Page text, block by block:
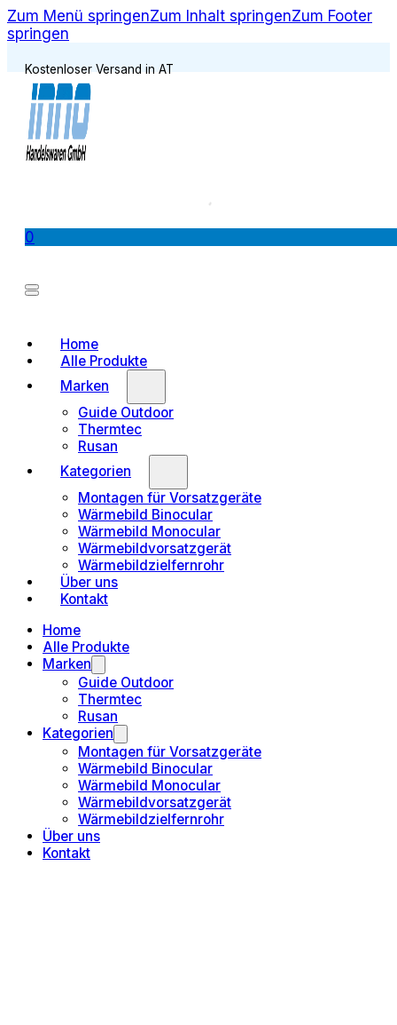
Zum Menü springenZum Inhalt springenZum Footer
springen
Kostenloser Versand in AT
0
Home
Alle Produkte
Marken
Guide Outdoor
Thermtec
Rusan
Kategorien
Montagen für Vorsatzgeräte
Wärmebild Binocular
Wärmebild Monocular
Wärmebildvorsatzgerät
Wärmebildzielfernrohr
Über uns
Kontakt
Home
Alle Produkte
Marken
Guide Outdoor
Thermtec
Rusan
Kategorien
Montagen für Vorsatzgeräte
Wärmebild Binocular
Wärmebild Monocular
Wärmebildvorsatzgerät
Wärmebildzielfernrohr
Über uns
Kontakt